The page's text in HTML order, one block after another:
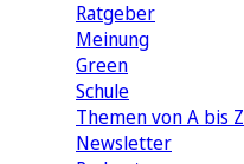
Ratgeber
Meinung
Green
Schule
Themen von A bis Z
Newsletter